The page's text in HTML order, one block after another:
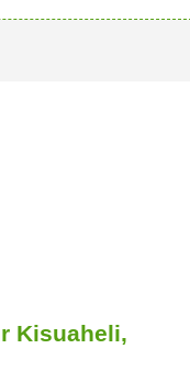
Kisuaheli,